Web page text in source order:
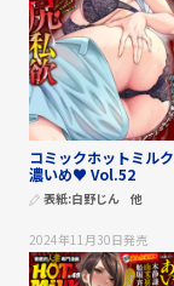
コミックホットミルク
濃いめ♥ Vol.52
表紙:白野じん 他
2024年11月30日発売